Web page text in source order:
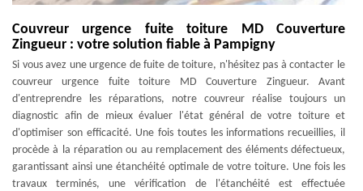
Couvreur urgence fuite toiture MD Couverture
Zingueur : votre solution fiable à Pampigny
Si vous avez une urgence de fuite de toiture, n'hésitez pas à contacter le
couvreur urgence fuite toiture MD Couverture Zingueur. Avant
d'entreprendre les réparations, notre couvreur réalise toujours un
diagnostic afin de mieux évaluer l'état général de votre toiture et
d'optimiser son efficacité. Une fois toutes les informations recueillies, il
procède à la réparation ou au remplacement des éléments défectueux,
garantissant ainsi une étanchéité optimale de votre toiture. Une fois les
travaux terminés, une vérification de l'étanchéité est effectuée